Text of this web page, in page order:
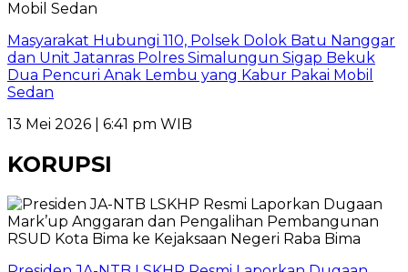
Masyarakat Hubungi 110, Polsek Dolok Batu Nanggar
dan Unit Jatanras Polres Simalungun Sigap Bekuk
Dua Pencuri Anak Lembu yang Kabur Pakai Mobil
Sedan
13 Mei 2026 | 6:41 pm WIB
KORUPSI